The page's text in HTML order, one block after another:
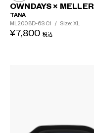
OWNDAYS × MELLER
TANA
ML2008D-6S C1 / Size: XL
¥7,800 税込